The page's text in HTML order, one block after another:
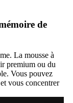
de
La mousse à
premium ou du
Vous pouvez
vous concentrer